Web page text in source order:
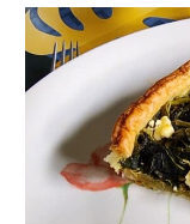
Recette
de
tarte
épinards,
mozzarella